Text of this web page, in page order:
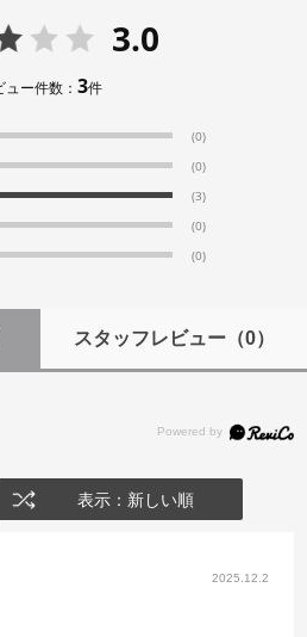
3.0
ュー件数：3件
(0)
(0)
(3)
(0)
(0)
スタッフレビュー（0）
表示：新しい順
2025.12.2